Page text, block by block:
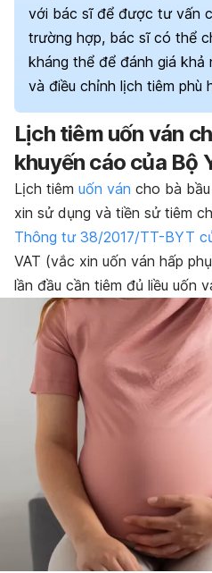
với bác sĩ để được tư vấn
trường hợp, bác sĩ có thể
kháng thể để đánh giá khả
và điều chỉnh lịch tiêm phù
Lịch tiêm uốn ván
khuyến cáo của Bộ
Lịch tiêm uốn ván cho bà
xin sử dụng và tiền sử tiêm
Thông tư 38/2017/TT-BYT
VAT (vắc xin uốn ván hấp
lần đầu cần tiêm đủ liều uốn